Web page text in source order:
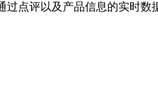
点评以及产品信息的实时数